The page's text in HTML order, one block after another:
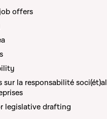
offers
sur la responsabilité
legislative drafting